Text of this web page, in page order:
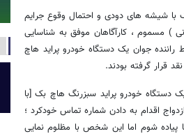
با شیشه های دودی و احتمال وقوع جرایم
) مسموم ، کارآگاهان موفق به شناسایی
جوان یک دستگاه خودرو پراید هاچ
قرار گرفته بودند.
دستگاه خودرو پراید سبزرنگ هاچ بک [با
اقدام به دادن شماره تماس خودکرد ؛
پیاده شوم اما این شخص با مظلوم نمایی